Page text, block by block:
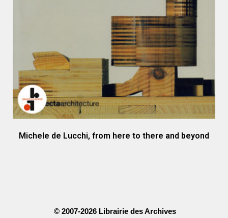
Michele de Lucchi, from here to there and beyond
© 2007-2026 Librairie des Archives